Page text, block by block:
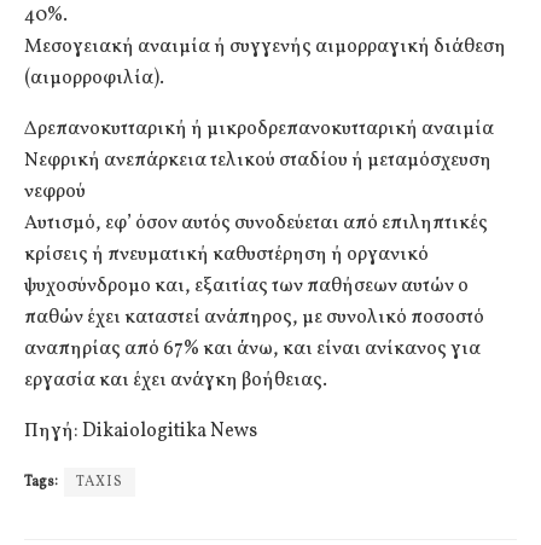
40%.
Μεσογειακή αναιμία ή συγγενής αιμορραγική διάθεση
(αιμορροφιλία).
Δρεπανοκυτταρική ή μικροδρεπανοκυτταρική αναιμία
Νεφρική ανεπάρκεια τελικού σταδίου ή μεταμόσχευση
νεφρού
Αυτισμό, εφ’ όσον αυτός συνοδεύεται από επιληπτικές
κρίσεις ή πνευματική καθυστέρηση ή οργανικό
ψυχοσύνδρομο και, εξαιτίας των παθήσεων αυτών ο
παθών έχει καταστεί ανάπηρος, με συνολικό ποσοστό
αναπηρίας από 67% και άνω, και είναι ανίκανος για
εργασία και έχει ανάγκη βοήθειας.
Πηγή: Dikaiologitika News
Tags: TAXIS